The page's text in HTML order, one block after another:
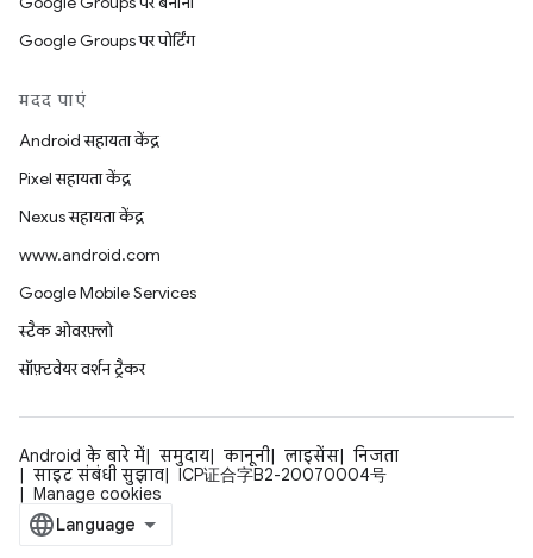
Google Groups पर पोर्टिंग
मदद पाएं
Android सहायता केंद्र
Pixel सहायता केंद्र
Nexus सहायता केंद्र
www.android.com
Google Mobile Services
स्टैक ओवरफ़्लो
सॉफ़्टवेयर वर्शन ट्रैकर
Android के बारे में समुदाय कानूनी लाइसेंस
निजता
साइट संबंधी सुझाव
ICP证合字B2-20070004号
Manage cookies